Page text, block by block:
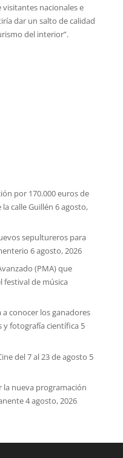
nacionales e
dar un salto de calidad
del interior”.
por 170.000 euros de
calle Guillén 6 agosto,
sepultureros para
6 agosto, 2026
(PMA) que
festival de música
a conocer los ganadores
y fotografía científica 5
del 7 al 23 de agosto 5
la nueva programación
4 agosto, 2026